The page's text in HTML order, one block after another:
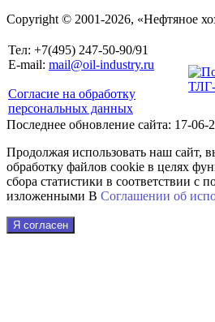
Copyright © 2001-2026, «Нефтяное
Тел: +7(495) 247-50-90/91
E-mail: mail@oil-industry.ru
Согласие на обработку
персональных данных
Последнее обновление сайта: 17-06-
Продолжая использовать наш сайт,
обработку файлов cookie в целях
сбора статистики в соответствии с
изложенными В Соглашении об
Я согласен